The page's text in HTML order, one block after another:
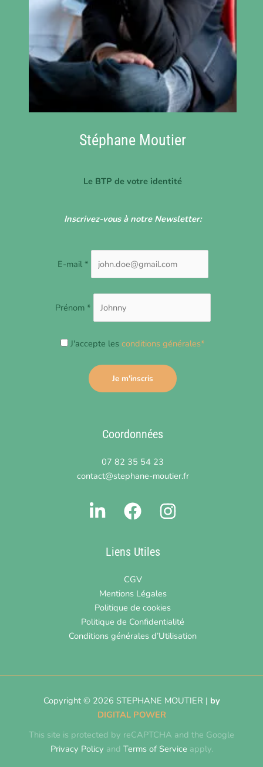
Stéphane Moutier
Le BTP de votre identité
Inscrivez-vous à notre Newsletter:
E-mail *
Prénom *
J'accepte lesconditions générales*
Coordonnées
07 82 35 54 23
contact@stephane-moutier.fr
Liens Utiles
CGV
Mentions Légales
Politique de cookies
Politique de Confidentialité
Conditions générales d’Utilisation
Copyright © 2026 STEPHANE MOUTIER | by
DIGITAL POWER
This site is protected by reCAPTCHA and the Google
Privacy Policy and Terms of Service apply.